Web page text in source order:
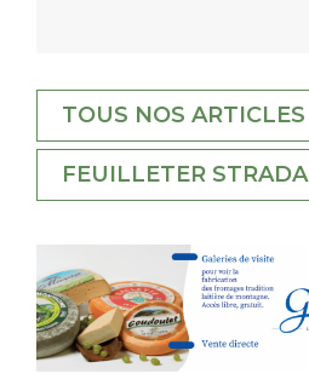
TOUS NOS ARTICLES
FEUILLETER STRADA